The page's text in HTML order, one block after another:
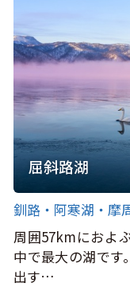
屈斜路湖
釧路・阿寒湖・摩
周囲57kmにおよ
中で最大の湖です
出す…